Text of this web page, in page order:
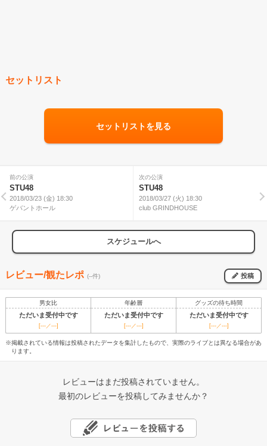
セットリスト
セットリストを見る
前の公演
STU48
2018/03/23 (金) 18:30
ゲバントホール
次の公演
STU48
2018/03/27 (火) 18:30
club GRINDHOUSE
スケジュールへ
レビュー/観たレポ (--件) 投稿
男女比 年齢層 グッズの待ち時間
ただいま受付中です ただいま受付中です ただいま受付中です
[---／---] [---／---] [---／---]
※掲載されている情報は投稿されたデータを集計したもので、実際のライブとは異なる場合があ
ります。
レビューはまだ投稿されていません。
最初のレビューを投稿してみませんか？